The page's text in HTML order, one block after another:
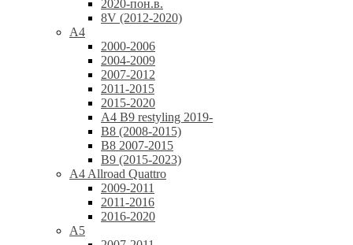
2020-пон.в.
8V (2012-2020)
A4
2000-2006
2004-2009
2007-2012
2011-2015
2015-2020
A4 B9 restyling 2019-
B8 (2008-2015)
B8 2007-2015
B9 (2015-2023)
A4 Allroad Quattro
2009-2011
2011-2016
2016-2020
A5